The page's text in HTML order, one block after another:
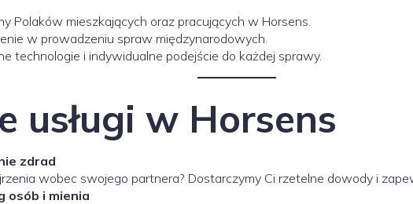
Polaków mieszkających oraz pracujących w Horsens.
w prowadzeniu spraw międzynarodowych.
technologie i indywidualne podejście do każdej sprawy.
usługi w Horsens
zdrad
wobec swojego partnera? Dostarczymy Ci rzetelne dowody i
osób i mienia